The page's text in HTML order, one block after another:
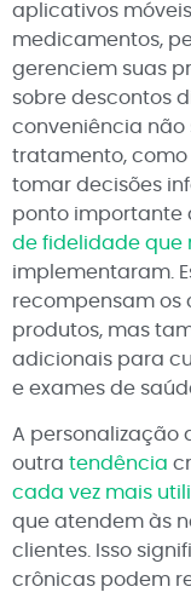
aplicativos
medicamentos,
gerenciem suas
sobre descontos
conveniência não
tratamento,
tomar decisões
ponto importante
de fidelidade que
implementaram.
recompensam os
produtos, mas
adicionais para
e exames de
A personalização
outra tendência
cada vez mais
que atendem às
clientes. Isso
crônicas podem